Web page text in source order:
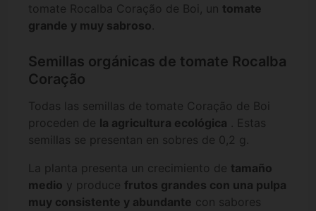
tomate Rocalba Coração de Boi, un tomate
grande y muy sabroso.
Semillas orgánicas de tomate Rocalba
Coração
Todas las semillas de tomate Coração de Boi
proceden de la agricultura ecológica . Estas
semillas se presentan en sobres de 0,2 g.
La planta presenta un crecimiento de tamaño
medio y produce frutos grandes con una pulpa
muy consistente y abundante con sabores